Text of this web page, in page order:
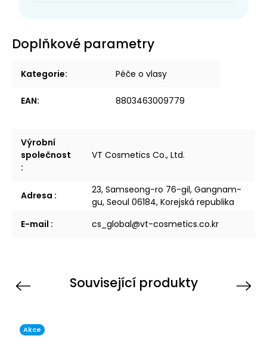
Doplňkové parametry
Kategorie: Péče o vlasy
EAN: 8803463009779
Výrobní
společnost
:
VT Cosmetics Co., Ltd.
Adresa :
23, Samseong-ro 76-gil, Gangnam-
gu, Seoul 06184, Korejská republika
E-mail : cs_global@vt-cosmetics.co.kr
Související produkty
Previous
Akce
Next